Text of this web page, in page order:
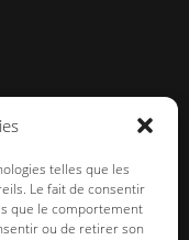
telles que les
Le fait de consentir
que le comportement
ou de retirer son